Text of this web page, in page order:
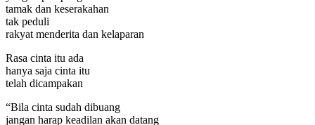
tamak dan keserakahan
tak peduli
rakyat menderita dan kelaparan
Rasa cinta itu ada
hanya saja cinta itu
telah dicampakan
“Bila cinta sudah dibuang
jangan harap keadilan akan datang